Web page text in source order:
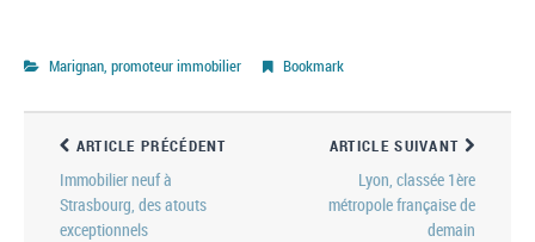
Marignan, promoteur immobilier Bookmark
ARTICLE PRÉCÉDENT
Immobilier neuf à
Strasbourg, des atouts
exceptionnels
ARTICLE SUIVANT
Lyon, classée 1ère
métropole française de
demain